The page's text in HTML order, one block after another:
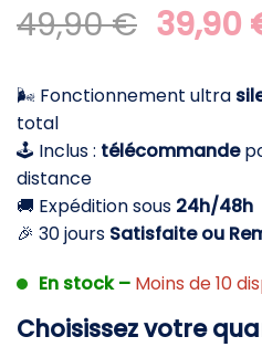
49,90€ Le
prix
initial
était :
49,90
39,90
🌬️ Fonctionnement ultra
total
🕹️ Inclus : télécommande
distance
🚚 Expédition sous 24h/48h
🎉 30 jours Satisfaite ou
En stock – Moins de 10
Choisissez votre